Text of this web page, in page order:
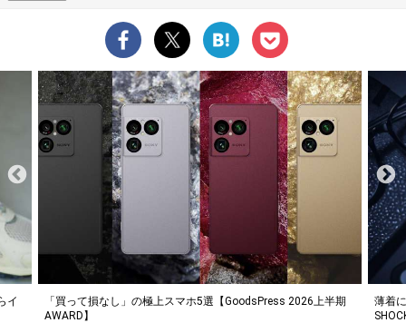
イ
「買って損なし」の極上スマホ5選【GoodsPress 2026上半期
AWARD】
薄着